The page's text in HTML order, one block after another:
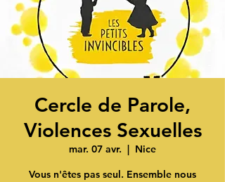
Cercle de Parole,
Violences Sexuelles
mar. 07 avr.
  |
Nice
Vous n'êtes pas seul. Ensemble nous